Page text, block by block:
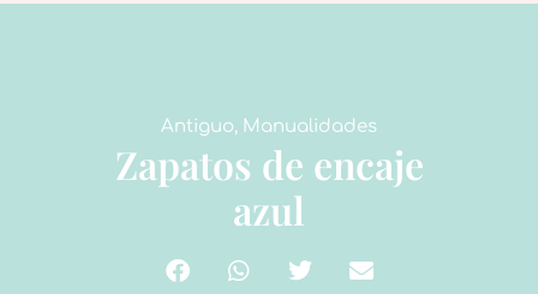
Antiguo, Manualidades
Zapatos de encaje
azul